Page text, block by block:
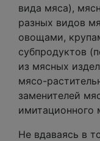
вида мяса),
разных видов
овощами,
субпродуктов
из мясных
мясо-
заменителей
имитационного
Не вдаваясь в